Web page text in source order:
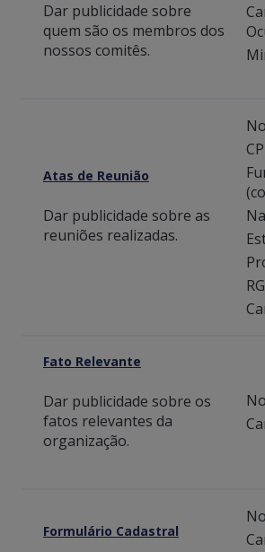
Dar publicidade sobre
quem são os membros dos
nossos comitês.
Atas de Reunião
Dar publicidade sobre as
reuniões realizadas.
RG
Fato Relevante
Dar publicidade sobre os
fatos relevantes da
organização.
Formulário Cadastral